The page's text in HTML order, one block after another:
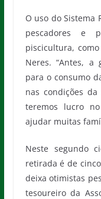
O uso do Sistema
pescadores e
piscicultura,
Neres. “Antes, a
para o consumo
nas condições
teremos lucro
ajudar muitas
Neste segundo
retirada é de
deixa otimistas
tesoureiro da